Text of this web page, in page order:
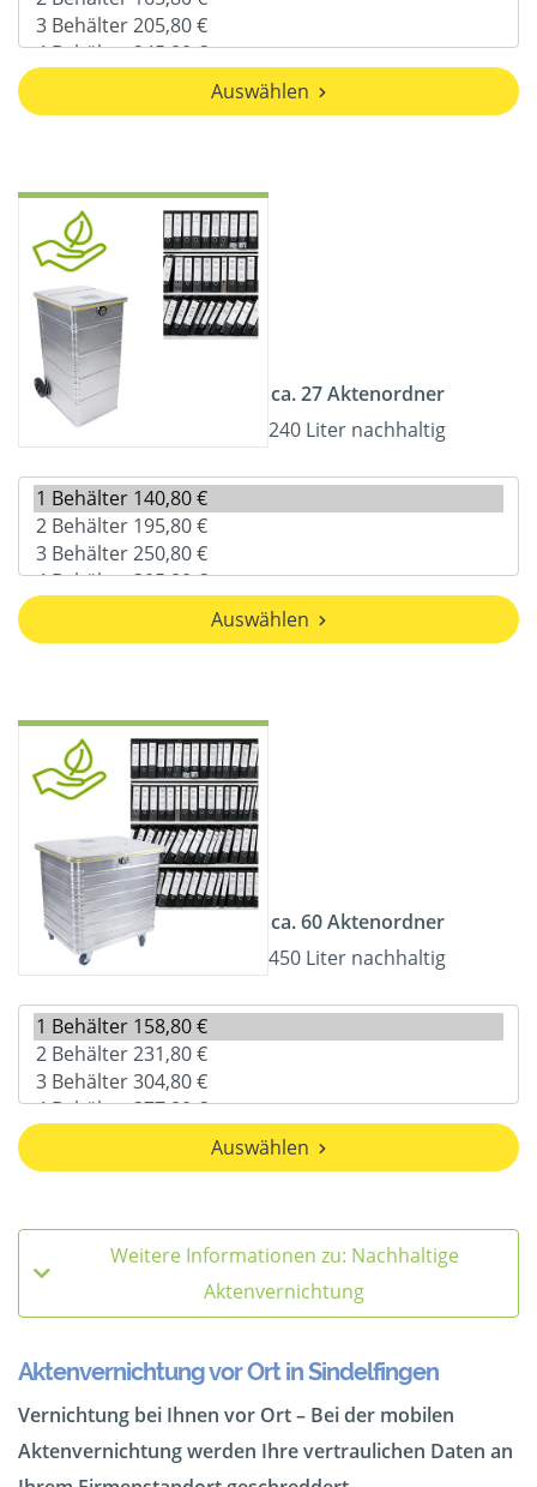
Auswählen
ca. 27 Aktenordner
240 Liter nachhaltig
Auswählen
ca. 60 Aktenordner
450 Liter nachhaltig
Auswählen
Weitere Informationen zu: Nachhaltige
Aktenvernichtung
Aktenvernichtung vor Ort in Sindelfingen
Vernichtung bei Ihnen vor Ort – Bei der mobilen
Aktenvernichtung werden Ihre vertraulichen Daten an